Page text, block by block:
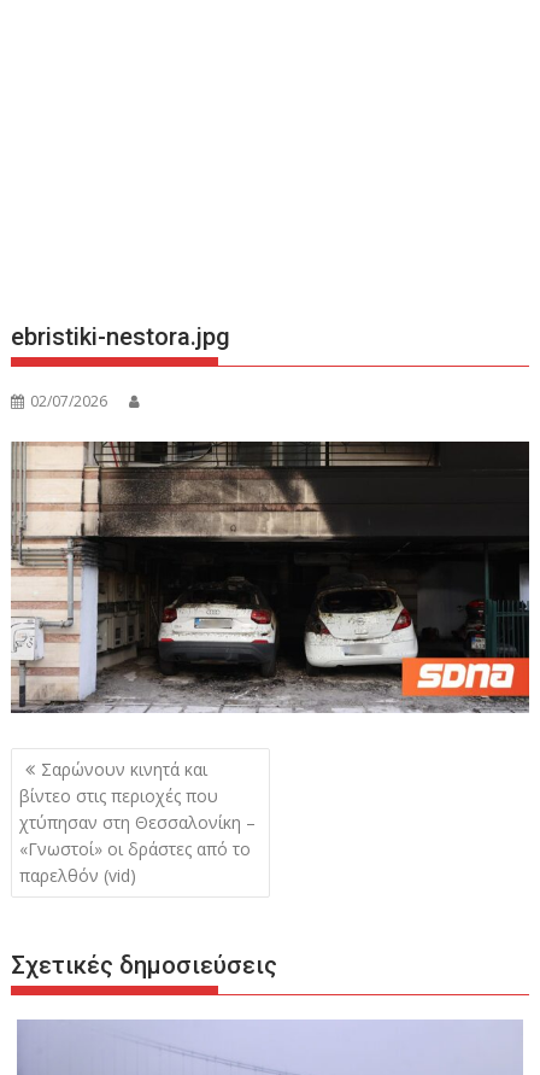
ebristiki-nestora.jpg
02/07/2026
Πλοήγηση
άρθρων
Σαρώνουν κινητά και
βίντεο στις περιοχές που
χτύπησαν στη Θεσσαλονίκη –
«Γνωστοί» οι δράστες από το
παρελθόν (vid)
Σχετικές δημοσιεύσεις